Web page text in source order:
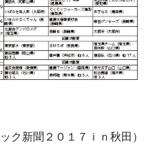
ク新聞２０１７ｉｎ秋田）